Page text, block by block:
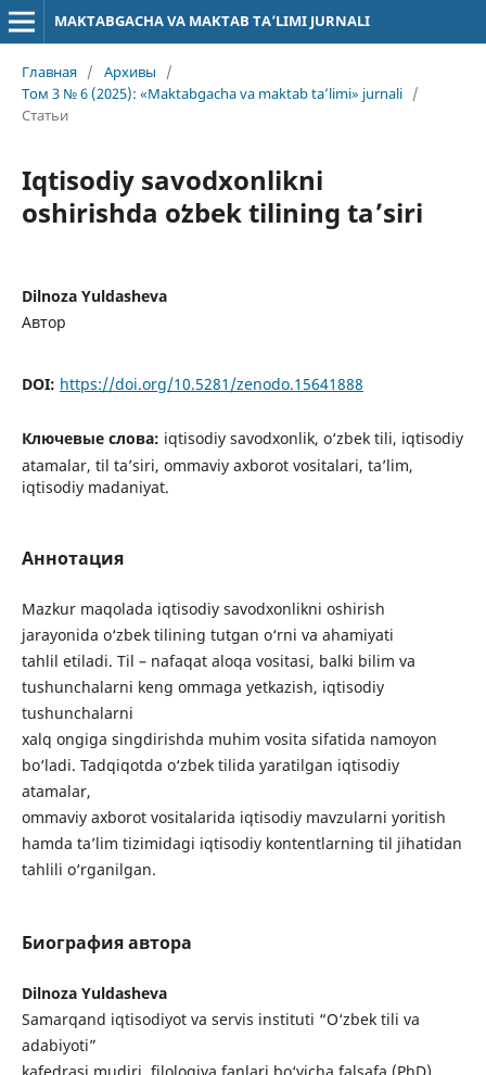
MAKTABGACHA VA MAKTAB TA’LIMI JURNALI
Главная / Архивы
/
Том 3 № 6 (2025): «Maktabgacha va maktab ta’limi» jurnali /
Статьи
Iqtisodiy savodxonlikni
oshirishda oʻzbek tilining ta’siri
Dilnoza Yuldasheva
Автор
DOI: https://doi.org/10.5281/zenodo.15641888
Ключевые слова: iqtisodiy savodxonlik, o‘zbek tili, iqtisodiy
atamalar, til ta’siri, ommaviy axborot vositalari, ta’lim,
iqtisodiy madaniyat.
Аннотация
Mazkur maqolada iqtisodiy savodxonlikni oshirish
jarayonida o‘zbek tilining tutgan o‘rni va ahamiyati
tahlil etiladi. Til – nafaqat aloqa vositasi, balki bilim va
tushunchalarni keng ommaga yetkazish, iqtisodiy
tushunchalarni
xalq ongiga singdirishda muhim vosita sifatida namoyon
bo‘ladi. Tadqiqotda o‘zbek tilida yaratilgan iqtisodiy
atamalar,
ommaviy axborot vositalarida iqtisodiy mavzularni yoritish
hamda ta’lim tizimidagi iqtisodiy kontentlarning til jihatidan
tahlili o‘rganilgan.
Биография автора
Dilnoza Yuldasheva
Samarqand iqtisodiyot va servis instituti “O‘zbek tili va
adabiyoti”